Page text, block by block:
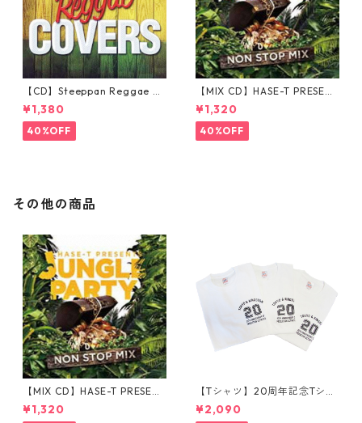
【CD】Steeppan Reggae Co
vers
¥1,380
40%OFF
【MIX CD】HASE-T PRESENT
S JUNGLE PARTY NONSTOP
MIX
¥1,320
40%OFF
その他の商品
【MIX CD】HASE-T PRESENT
S JUNGLE PARTY NONSTOP
MIX
¥1,320
【Tシャツ】20周年記念Tシャ
ツ
¥2,090